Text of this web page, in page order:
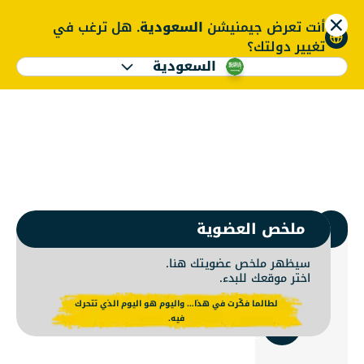
أنت تعرض جيمنيشن السعودية. هل ترغب في
تغيير دولتك؟
السعودية
عضوية جيمنيشن |
ENGLISH
1. اختر جيمنيشن
استخدم
الموقع
الحالي
ملخص العضوية
سيظهر ملخص عضويتك هنا.
اختر موقعك للبدء.
لطالما فكّرت في هذا… واليوم هو اليوم الذي تتحرك
فيه.